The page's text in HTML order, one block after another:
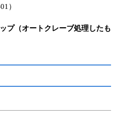
）
プ（オートクレーブ処理したも